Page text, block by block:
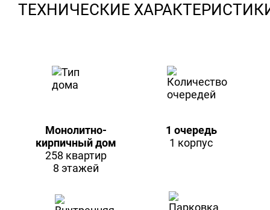
ТЕХНИЧЕСКИЕ
Монолитно-
кирпичный дом
258 квартир
8 этажей
1 очередь
1 корпус